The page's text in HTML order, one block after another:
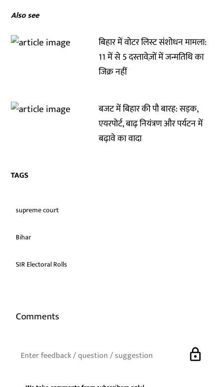
Also see
बिहार में वोटर लिस्ट संशोधन मामला:
11 में से 5 दस्तावेज़ों में जन्मतिथि का
जिक्र नहीं
बजट में बिहार की पौ बारह: सड़क,
एयरपोर्ट, बाढ़ नियंत्रण और पर्यटन में
बढ़ावे का वादा
TAGS
supreme court
Bihar
SIR Electoral Rolls
Comments
lock